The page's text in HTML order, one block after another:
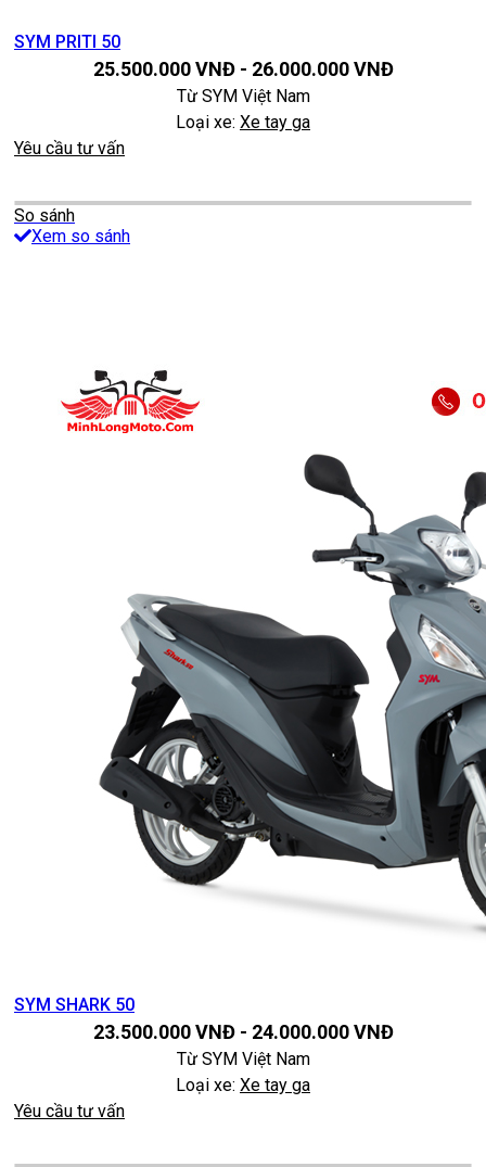
SYM PRITI 50
25.500.000VNĐ- 26.000.000VNĐ
Từ SYM Việt Nam
Loại xe: Xe tay ga
Yêu cầu tư vấn
So sánh
Xem so sánh
SYM SHARK 50
23.500.000VNĐ- 24.000.000VNĐ
Từ SYM Việt Nam
Loại xe: Xe tay ga
Yêu cầu tư vấn